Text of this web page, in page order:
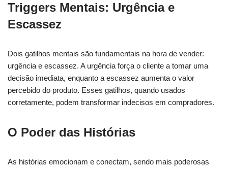
Triggers Mentais: Urgência e
Escassez
Dois gatilhos mentais são fundamentais na hora de vender:
urgência e escassez. A urgência força o cliente a tomar uma
decisão imediata, enquanto a escassez aumenta o valor
percebido do produto. Esses gatilhos, quando usados
corretamente, podem transformar indecisos em compradores.
O Poder das Histórias
As histórias emocionam e conectam, sendo mais poderosas